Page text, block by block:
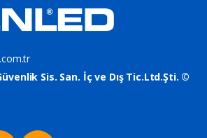
Sis. San. İç ve Dış Tic.Ltd.Şti. ©